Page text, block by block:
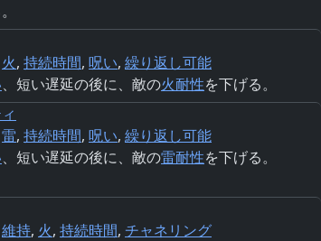
火, 持続時間, 呪い, 繰り返し可能
、短い遅延の後に、敵の火耐性を下げる。
雷, 持続時間, 呪い, 繰り返し可能
、短い遅延の後に、敵の雷耐性を下げる。
維持, 火, 持続時間, チャネリング